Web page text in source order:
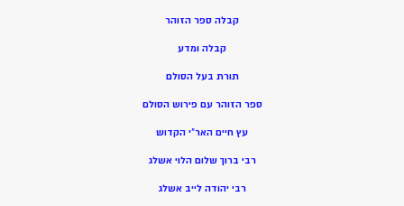
קבלה ספר הזוהר
קבלה ומדע
תורת בעל הסולם
ספר הזוהר עם פירוש הסולם
עץ חיים האר”י הקדוש
רבי ברוך שלום הלוי אשלג
רבי יהודה לייב אשלג